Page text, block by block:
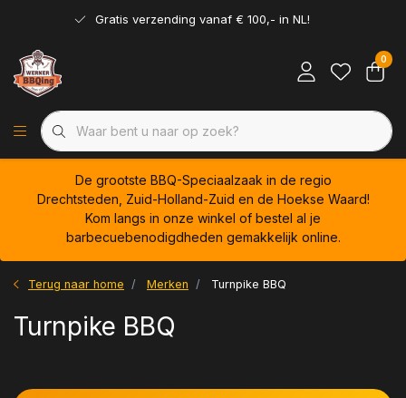
Gratis verzending vanaf € 100,- in NL!
0
De grootste BBQ-Speciaalzaak in de regio
Drechtsteden, Zuid-Holland-Zuid en de Hoekse Waard!
Kom langs in onze winkel of bestel al je
barbecuebenodigdheden gemakkelijk online.
Terug naar home Merken Turnpike BBQ
Turnpike BBQ